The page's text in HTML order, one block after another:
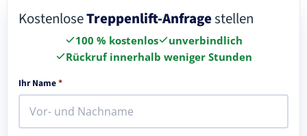
KostenloseTreppenlift-Anfragestellen
100 % kostenlos
unverbindlich
Rückruf innerhalb weniger Stunden
Ihr Name*